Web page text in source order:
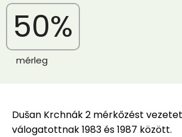
50%
mérleg
Dušan Krchnák 2 mérkőzést
válogatottnak 1983 és 1987 között.